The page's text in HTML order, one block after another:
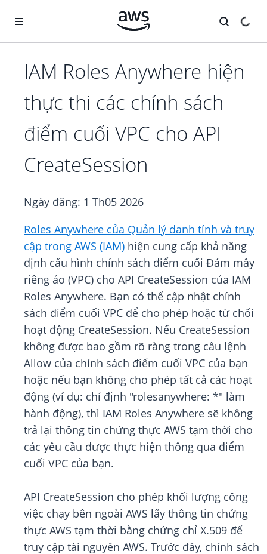
IAM Roles Anywhere hiện
thực thi các chính sách
điểm cuối VPC cho API
CreateSession
Ngày đăng: 1 Th05 2026
Roles Anywhere của Quản lý danh tính và truy
cập trong AWS (IAM) hiện cung cấp khả năng
định cấu hình chính sách điểm cuối Đám mây
riêng ảo (VPC) cho API CreateSession của IAM
Roles Anywhere. Bạn có thể cập nhật chính
sách điểm cuối VPC để cho phép hoặc từ chối
hoạt động CreateSession. Nếu CreateSession
không được bao gồm rõ ràng trong câu lệnh
Allow của chính sách điểm cuối VPC của bạn
hoặc nếu bạn không cho phép tất cả các hoạt
động (ví dụ: chỉ định "rolesanywhere: *" làm
hành động), thì IAM Roles Anywhere sẽ không
trả lại thông tin chứng thực AWS tạm thời cho
các yêu cầu được thực hiện thông qua điểm
cuối VPC của bạn.
API CreateSession cho phép khối lượng công
việc chạy bên ngoài AWS lấy thông tin chứng
thực AWS tạm thời bằng chứng chỉ X.509 để
truy cập tài nguyên AWS. Trước đây, chính sách